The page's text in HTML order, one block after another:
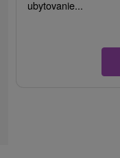
ubytovanie...